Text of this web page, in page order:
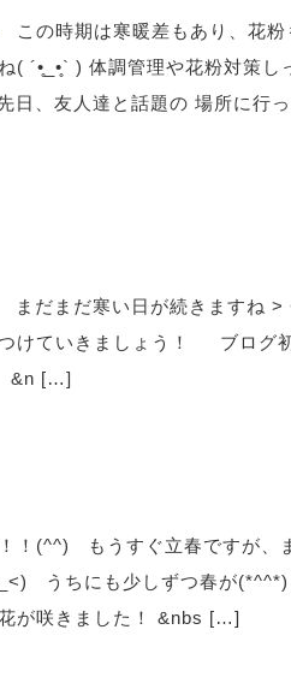
この時期は寒暖差もあり、花粉
( ´•̥_•̥` ) 体調管理や花粉対策し
日、友人達と話題の 場所に行
まだまだ寒い日が続きますね >
けていきましょう！ ブログ
&n […]
！(^^) もうすぐ立春ですが、
うちにも少しずつ春が
が咲きました！ &nbs […]